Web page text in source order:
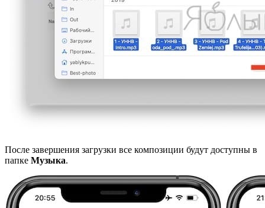
После завершения загрузки все композиции будут доступны в
папке Музыка.